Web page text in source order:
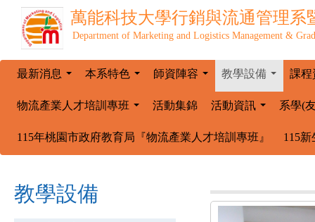
萬能科技大學行銷與流通管理系
Department of Marketing and Logistics Management &
最新消息 本系特色 師資陣容 教學設備 課程
物流產業人才培訓專班 活動集錦 活動資訊 系學(
115年桃園市政府教育局『物流產業人才培訓專班』 115
教學設備